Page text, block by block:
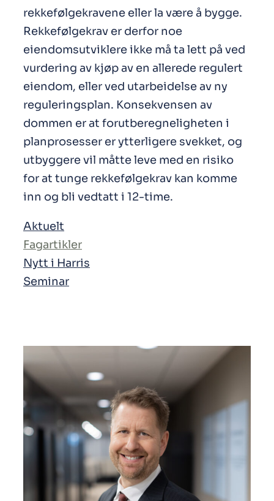
rekkefølgekravene eller la være å bygge.
Rekkefølgekrav er derfor noe
eiendomsutviklere ikke må ta lett på ved
vurdering av kjøp av en allerede regulert
eiendom, eller ved utarbeidelse av ny
reguleringsplan. Konsekvensen av
dommen er at forutberegneligheten i
planprosesser er ytterligere svekket, og
utbyggere vil måtte leve med en risiko
for at tunge rekkefølgekrav kan komme
inn og bli vedtatt i 12-time.
Aktuelt
Fagartikler
Nytt i Harris
Seminar